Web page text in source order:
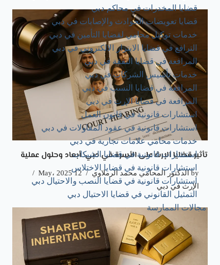
قضايا المخدرات في محاكم دبي
قضايا تعويضات الحوادث والإصابات في دبي
خدمات توكيل محامي لقضايا التأمين في دبي
الترافع في قضايا الابتزاز الالكتروني في دبي
المرافعة في قضايا النفقة في دبي
خدمات تأسيس الشركات​ في دبي
المرافعة في قضايا النسب في دبي
المرافعة في قضايا الإرث في دبي
استشارات قانونية في قانون العمل
استشارات قانونية في عقود المقاولات في دبي
خدمات محامي علامات تجارية في دبي
استشارات قانونية في قضايا الشيكات
استشارات قانونية في قضايا الاختلاس
استشارات قانونية في قضايا النصب والاحتيال دبي
التمثيل القانوني في قضايا الاحتيال دبي
مجالات الممارسة
تأثير قضايا الإرث على الأسرة في دبي: أبعاد وحلول عملية
by الدكتور المحامي محمد الرملاوي
12 May، 2025
الإرث في دبي